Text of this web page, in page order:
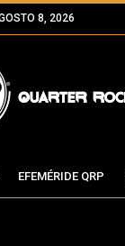
8, 2026
EFEMÉRIDE QRP